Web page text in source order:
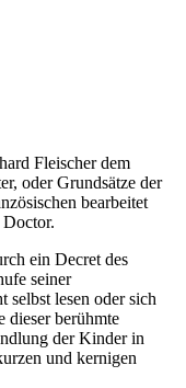
Fleischer dem
oder Grundsätze der
bearbeitet
ein Decret des
seiner
selbst lesen oder sich
dieser berühmte
der Kinder in
und kernigen